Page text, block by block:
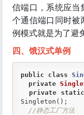
信端口，系统应当
个通信端口同时被
例模式就是为了避
四、饿汉式单例
public class
private
private
static
Singleton();
//静态工厂方法